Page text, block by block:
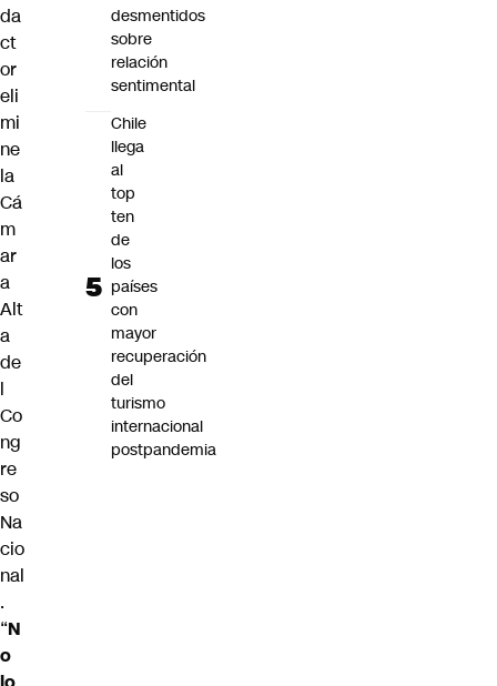
da
ct
or
eli
mi
ne
la
Cá
m
ar
a
Alt
a
de
l
Co
ng
re
so
Na
cio
nal
.
“N
o
desmentidos
sobre
relación
sentimental
Chile
llega
al
top
ten
de
los
países
con
mayor
recuperación
del
turismo
internacional
postpandemia